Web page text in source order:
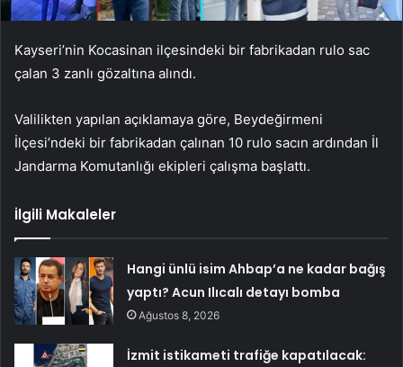
Kayseri’nin Kocasinan ilçesindeki bir fabrikadan rulo sac
çalan 3 zanlı gözaltına alındı.
Valilikten yapılan açıklamaya göre, Beydeğirmeni
İlçesi’ndeki bir fabrikadan çalınan 10 rulo sacın ardından İl
Jandarma Komutanlığı ekipleri çalışma başlattı.
İlgili Makaleler
Hangi ünlü isim Ahbap’a ne kadar bağış
yaptı? Acun Ilıcalı detayı bomba
Ağustos 8, 2026
İzmit istikameti trafiğe kapatılacak: